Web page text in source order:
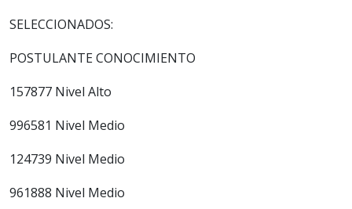
SELECCIONADOS:
POSTULANTE CONOCIMIENTO
157877 Nivel Alto
996581 Nivel Medio
124739 Nivel Medio
961888 Nivel Medio